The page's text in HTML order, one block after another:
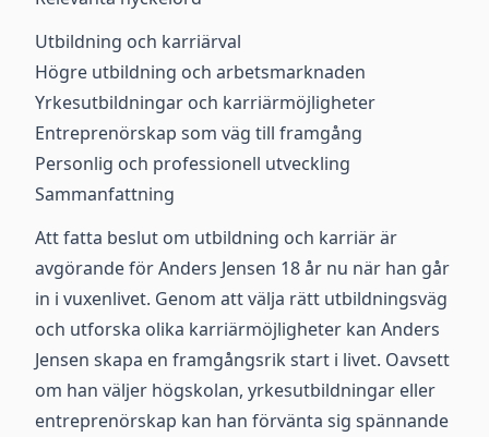
Utbildning och karriärval
Högre utbildning och arbetsmarknaden
Yrkesutbildningar och karriärmöjligheter
Entreprenörskap som väg till framgång
Personlig och professionell utveckling
Sammanfattning
Att fatta beslut om utbildning och karriär är
avgörande för Anders Jensen 18 år nu när han går
in i vuxenlivet. Genom att välja rätt utbildningsväg
och utforska olika karriärmöjligheter kan Anders
Jensen skapa en framgångsrik start i livet. Oavsett
om han väljer högskolan, yrkesutbildningar eller
entreprenörskap kan han förvänta sig spännande